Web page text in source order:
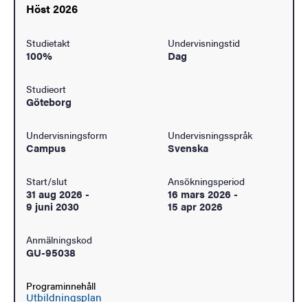
Höst 2026
Studietakt
100%
Undervisningstid
Dag
Studieort
Göteborg
Undervisningsform
Campus
Undervisningsspråk
Svenska
Start/slut
31 aug 2026 -
9 juni 2030
Ansökningsperiod
16 mars 2026 -
15 apr 2026
Anmälningskod
GU-95038
Programinnehåll
Utbildningsplan